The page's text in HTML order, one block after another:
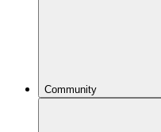
Community